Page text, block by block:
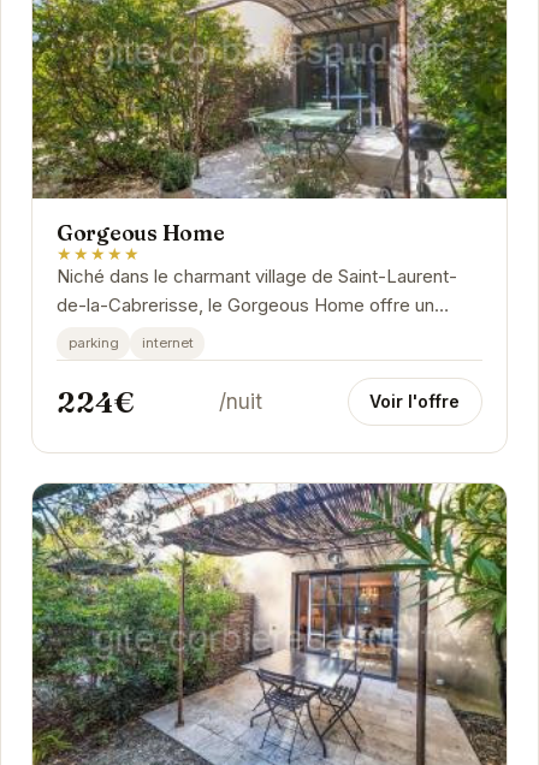
Gorgeous Home
★★★★★
Niché dans le charmant village de Saint-Laurent-
de-la-Cabrerisse, le Gorgeous Home offre un
refuge paisible pour les voyageurs en quête de
détente...
parking internet
224€ /nuit Voir l'offre